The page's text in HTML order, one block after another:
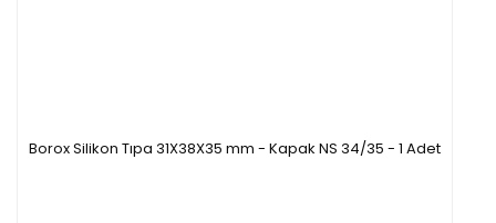
Borox Silikon Tıpa 31X38X35 mm - Kapak NS 34/35 - 1 Adet